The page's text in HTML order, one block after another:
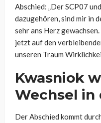
Abschied: „Der SCP07
dazugehören, sind mir in
sehr ans Herz
jetzt auf den
unseren Traum
Kwasniok
Wechsel in
Der Abschied kommt